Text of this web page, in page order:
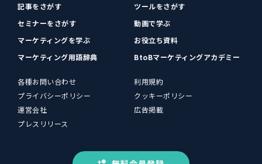
記事をさがす
ツールをさがす
セミナーをさがす
動画で学ぶ
マーケティングを学ぶ
お役立ち資料
マーケティング用語辞典
BtoBマーケティングアカデミー
各種お問い合わせ
利用規約
プライバシーポリシー
クッキーポリシー
運営会社
広告掲載
プレスリリース